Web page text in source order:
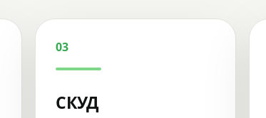
03
СКУД